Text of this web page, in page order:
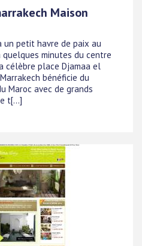
Maison
un petit havre de paix au
quelques minutes du centre
célèbre place Djamaa el
bénéficie du
Maroc avec de grands
t[...]